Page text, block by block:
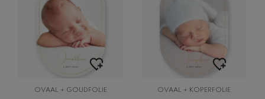
OVAAL + GOUDFOLIE OVAAL + KOPERFOLIE